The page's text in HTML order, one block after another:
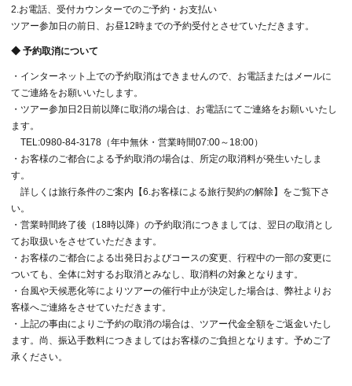
2.お電話、受付カウンターでのご予約・お支払い
ツアー参加日の前日、お昼12時までの予約受付とさせていただきます。
◆ 予約取消について
・インターネット上での予約取消はできませんので、お電話またはメールに
てご連絡をお願いいたします。
・ツアー参加日2日前以降に取消の場合は、お電話にてご連絡をお願いいたし
ます。
TEL:0980-84-3178（年中無休・営業時間07:00～18:00）
・お客様のご都合による予約取消の場合は、所定の取消料が発生いたしま
す。
詳しくは旅行条件のご案内【6.お客様による旅行契約の解除】をご覧下さ
い。
・営業時間終了後（18時以降）の予約取消につきましては、翌日の取消とし
てお取扱いをさせていただきます。
・お客様のご都合による出発日およびコースの変更、行程中の一部の変更に
ついても、全体に対するお取消とみなし、取消料の対象となります。
・台風や天候悪化等によりツアーの催行中止が決定した場合は、弊社よりお
客様へご連絡をさせていただきます。
・上記の事由によりご予約の取消の場合は、ツアー代金全額をご返金いたし
ます。尚、振込手数料につきましてはお客様のご負担となります。予めご了
承ください。